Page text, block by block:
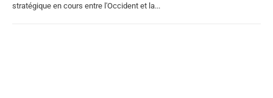
stratégique en cours entre l'Occident et la...